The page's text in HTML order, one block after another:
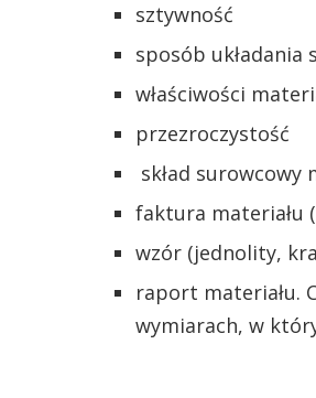
sztywność
sposób układania
właściwości
przezroczystość
skład surowcowy
faktura materiału
wzór (jednolity,
raport materiału.
wymiarach, w